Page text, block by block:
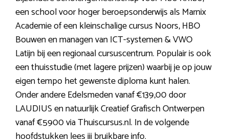
een school voor hoger beroepsonderwijs als Marnix
Academie of een kleinschalige cursus Noors, HBO
Bouwen en managen van ICT-systemen & VWO
Latijn bij een regionaal cursuscentrum. Populair is ook
een thuisstudie (met lagere prijzen) waarbij je op jouw
eigen tempo het gewenste diploma kunt halen.
Onder andere Edelsmeden vanaf €139,00 door
LAUDIUS en natuurlijk Creatief Grafisch Ontwerpen
vanaf €5900 via Thuiscursus.nl. In de volgende